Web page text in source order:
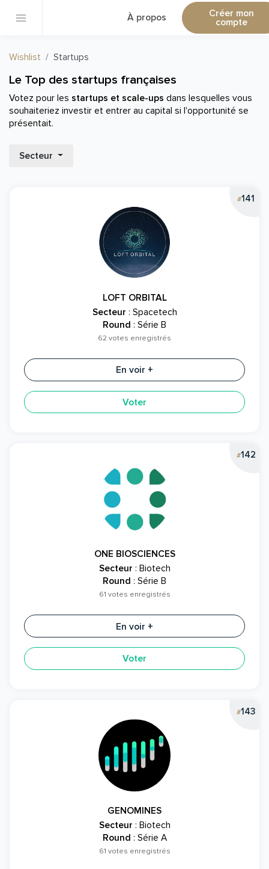
À propos Créer mon
compte
Wishlist Startups
Le Top des startups françaises
Votez pour les startups et scale-ups dans lesquelles vous
souhaiteriez investir et entrer au capital si l'opportunité se
présentait.
Secteur
#141
LOFT ORBITAL
Secteur : Spacetech
Round : Série B
62 votes enregistrés
En voir +
Voter
#142
ONE BIOSCIENCES
Secteur : Biotech
Round : Série B
61 votes enregistrés
En voir +
Voter
#143
GENOMINES
Secteur : Biotech
Round : Série A
61 votes enregistrés